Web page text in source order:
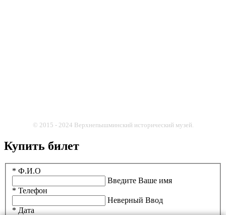
© 2015 - 2024 Верхнепышминский исторический музей.
Купить билет
* Ф.И.О
Введите Ваше имя
* Телефон
Неверный Ввод
* Дата